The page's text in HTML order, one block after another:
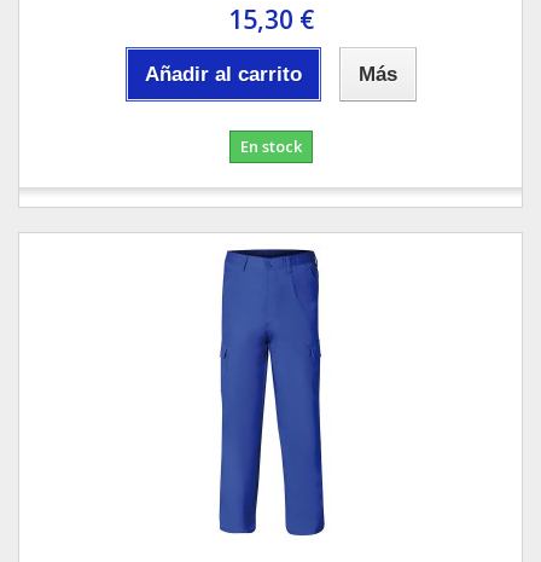
15,30 €
Añadir al carrito Más
En stock